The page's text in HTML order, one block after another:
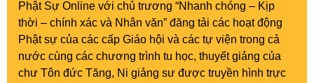
Phật Sự Online với chủ trương “Nhanh chóng – Kịp
thời – chính xác và Nhân văn” đăng tải các hoạt động
Phật sự của các cấp Giáo hội và các tự viện trong cả
nước cùng các chương trình tu học, thuyết giảng của
chư Tôn đức Tăng, Ni giảng sư được truyền hình trực